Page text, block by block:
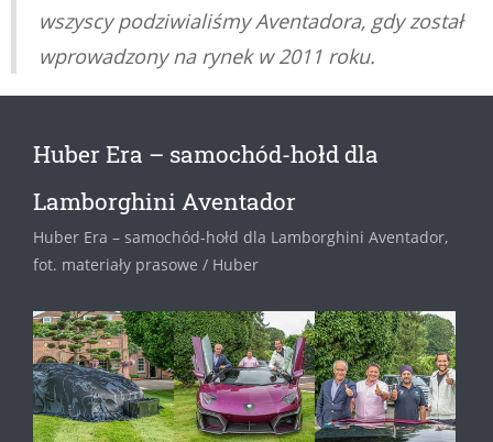
wszyscy podziwialiśmy Aventadora, gdy został
wprowadzony na rynek w 2011 roku.
Huber Era – samochód-hołd dla
Lamborghini Aventador
Huber Era – samochód-hołd dla Lamborghini Aventador,
fot. materiały prasowe / Huber